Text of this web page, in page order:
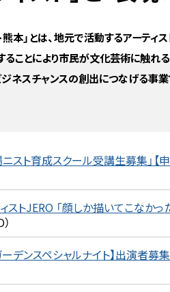
熊本」とは、地元で活動するアーティ
ことにより市民が文化芸術に触れ
ネスチャンスの創出につなげる事業
ニスト育成スクール受講生募集」
ストJERO 「顔しか描いてこなか
ーデンスペシャルナイト】出演者募